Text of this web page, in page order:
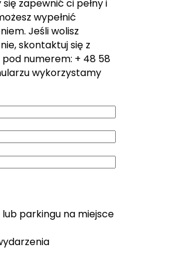
zapewnić ci pełny i
wypełnić
Jeśli wolisz
skontaktuj się z
numerem: + 48 58
wykorzystamy
parkingu na miejsce